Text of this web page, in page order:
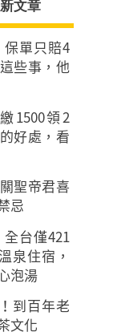
文章
單只賠4
些事，他
1500領2
好處，看
聖帝君喜
忌
全台僅421
泉住宿，
泡湯
到百年老
文化